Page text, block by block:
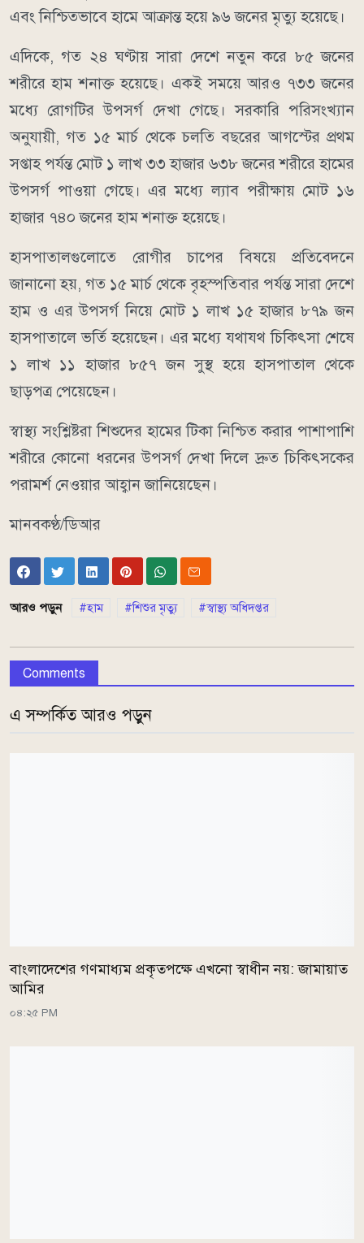
এবং নিশ্চিতভাবে হামে আক্রান্ত হয়ে ৯৬ জনের মৃত্যু হয়েছে।
এদিকে, গত ২৪ ঘণ্টায় সারা দেশে নতুন করে ৮৫ জনের
শরীরে হাম শনাক্ত হয়েছে। একই সময়ে আরও ৭৩৩ জনের
মধ্যে রোগটির উপসর্গ দেখা গেছে। সরকারি পরিসংখ্যান
অনুযায়ী, গত ১৫ মার্চ থেকে চলতি বছরের আগস্টের প্রথম
সপ্তাহ পর্যন্ত মোট ১ লাখ ৩৩ হাজার ৬৩৮ জনের শরীরে হামের
উপসর্গ পাওয়া গেছে। এর মধ্যে ল্যাব পরীক্ষায় মোট ১৬
হাজার ৭৪০ জনের হাম শনাক্ত হয়েছে।
হাসপাতালগুলোতে রোগীর চাপের বিষয়ে প্রতিবেদনে
জানানো হয়, গত ১৫ মার্চ থেকে বৃহস্পতিবার পর্যন্ত সারা দেশে
হাম ও এর উপসর্গ নিয়ে মোট ১ লাখ ১৫ হাজার ৮৭৯ জন
হাসপাতালে ভর্তি হয়েছেন। এর মধ্যে যথাযথ চিকিৎসা শেষে
১ লাখ ১১ হাজার ৮৫৭ জন সুস্থ হয়ে হাসপাতাল থেকে
ছাড়পত্র পেয়েছেন।
স্বাস্থ্য সংশ্লিষ্টরা শিশুদের হামের টিকা নিশ্চিত করার পাশাপাশি
শরীরে কোনো ধরনের উপসর্গ দেখা দিলে দ্রুত চিকিৎসকের
পরামর্শ নেওয়ার আহ্বান জানিয়েছেন।
মানবকণ্ঠ/ডিআর
আরও পড়ুন হাম শিশুর মৃত্যু স্বাস্থ্য অধিদপ্তর
Comments
এ সম্পর্কিত আরও পড়ুন
বাংলাদেশের গণমাধ্যম প্রকৃতপক্ষে এখনো স্বাধীন নয়: জামায়াত
আমির
০৪:২৫ PM